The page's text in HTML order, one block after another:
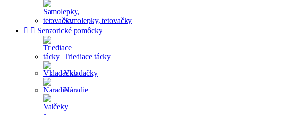
Samolepky, tetovačky
  Senzorické pomôcky
Triediace tácky
Vkladačky
Náradie